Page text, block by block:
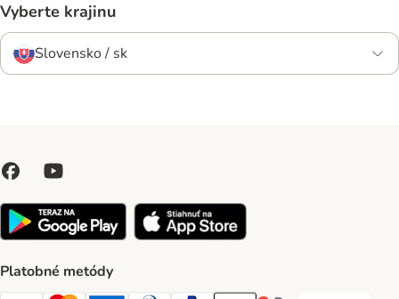
Vyberte krajinu
Slovensko / sk
Platobné metódy